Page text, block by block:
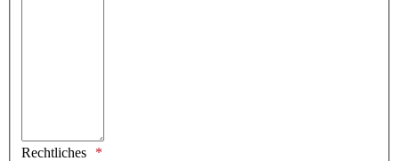
Rechtliches